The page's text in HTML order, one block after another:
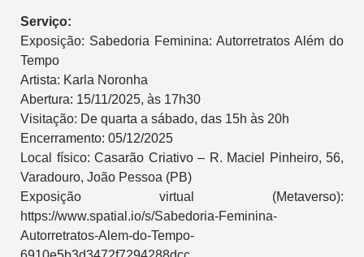
Serviço:
Exposição: Sabedoria Feminina: Autorretratos Além do
Tempo
Artista: Karla Noronha
Abertura: 15/11/2025, às 17h30
Visitação: De quarta a sábado, das 15h às 20h
Encerramento: 05/12/2025
Local físico: Casarão Criativo – R. Maciel Pinheiro, 56,
Varadouro, João Pessoa (PB)
Exposição virtual (Metaverso):
https://www.spatial.io/s/Sabedoria-Feminina-
Autorretratos-Alem-do-Tempo-